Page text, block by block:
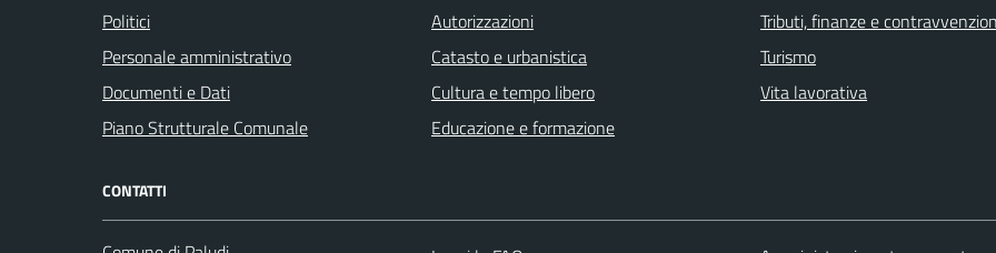
Politici
Personale amministrativo
Documenti e Dati
Piano Strutturale Comunale
Autorizzazioni
Catasto e urbanistica
Cultura e tempo libero
Educazione e formazione
Tributi, finanze e
Turismo
Vita lavorativa
CONTATTI